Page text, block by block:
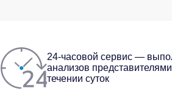
24-часовой сервис —
анализов представителями
течении суток